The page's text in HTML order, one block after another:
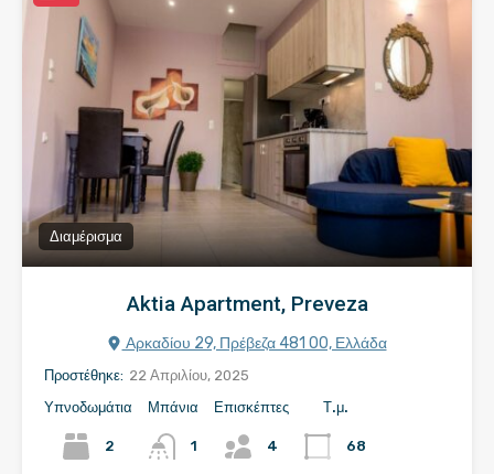
Διαμέρισμα
Aktia Apartment, Preveza
Αρκαδίου 29, Πρέβεζα 481 00, Ελλάδα
Προστέθηκε: 22 Απριλίου, 2025
Υπνοδωμάτια
2
Μπάνια
1
Επισκέπτες
4
Τ.μ.
68